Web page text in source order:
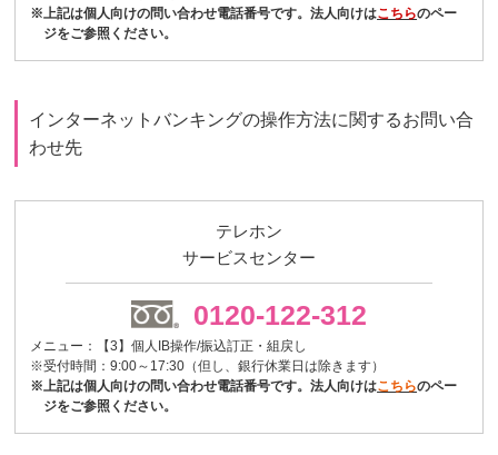
※上記は個人向けの問い合わせ電話番号です。法人向けはこちらのペー
ジをご参照ください。
インターネットバンキングの操作方法に関するお問い合
わせ先
テレホン
サービスセンター
0120-122-312
メニュー：【3】個人IB操作/振込訂正・組戻し
※受付時間：9:00～17:30（但し、銀行休業日は除きます）
※上記は個人向けの問い合わせ電話番号です。法人向けはこちらのペー
ジをご参照ください。